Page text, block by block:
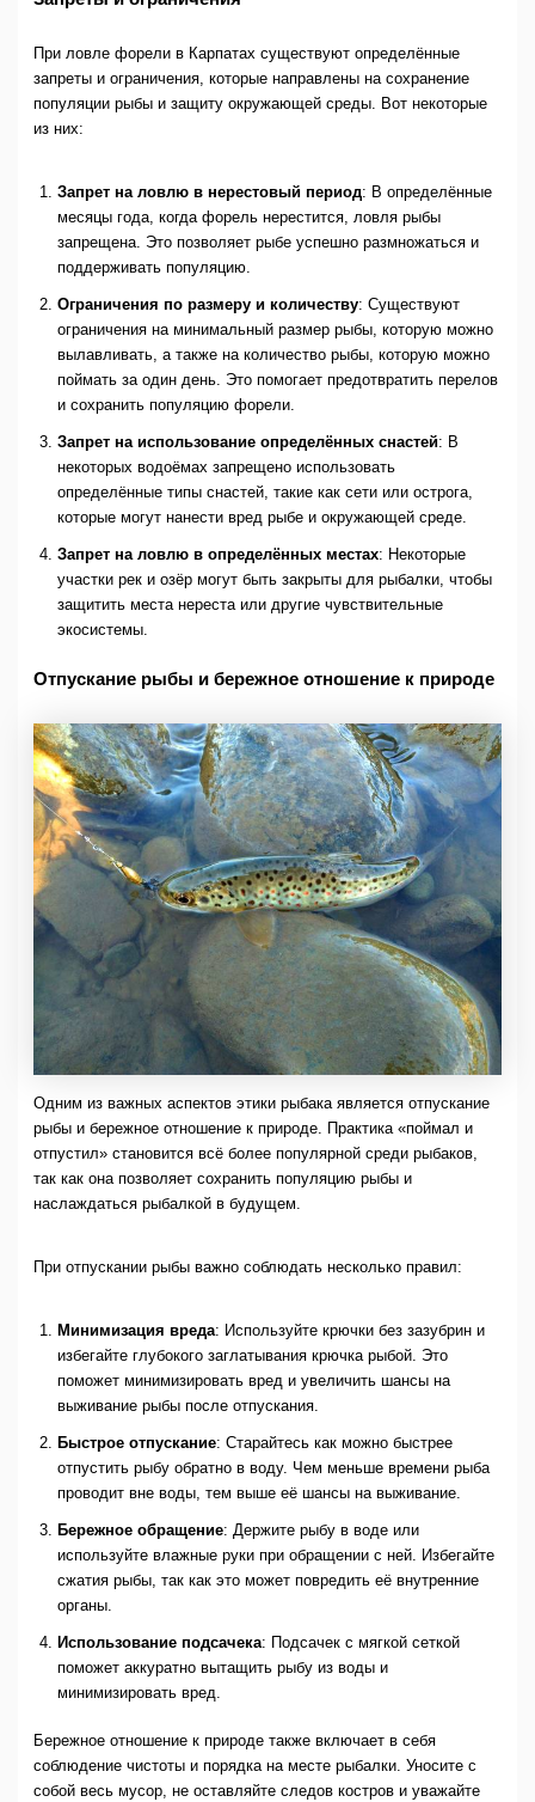
При ловле форели в Карпатах существуют определённые
запреты и ограничения, которые направлены на сохранение
популяции рыбы и защиту окружающей среды. Вот некоторые
из них:
Запрет на ловлю в нерестовый период: В определённые
месяцы года, когда форель нерестится, ловля рыбы
запрещена. Это позволяет рыбе успешно размножаться и
поддерживать популяцию.
Ограничения по размеру и количеству: Существуют
ограничения на минимальный размер рыбы, которую можно
вылавливать, а также на количество рыбы, которую можно
поймать за один день. Это помогает предотвратить перелов
и сохранить популяцию форели.
Запрет на использование определённых снастей: В
некоторых водоёмах запрещено использовать
определённые типы снастей, такие как сети или острога,
которые могут нанести вред рыбе и окружающей среде.
Запрет на ловлю в определённых местах: Некоторые
участки рек и озёр могут быть закрыты для рыбалки, чтобы
защитить места нереста или другие чувствительные
экосистемы.
Отпускание рыбы и бережное отношение к природе
Одним из важных аспектов этики рыбака является отпускание
рыбы и бережное отношение к природе. Практика «поймал и
отпустил» становится всё более популярной среди рыбаков,
так как она позволяет сохранить популяцию рыбы и
наслаждаться рыбалкой в будущем.
При отпускании рыбы важно соблюдать несколько правил:
Минимизация вреда: Используйте крючки без зазубрин и
избегайте глубокого заглатывания крючка рыбой. Это
поможет минимизировать вред и увеличить шансы на
выживание рыбы после отпускания.
Быстрое отпускание: Старайтесь как можно быстрее
отпустить рыбу обратно в воду. Чем меньше времени рыба
проводит вне воды, тем выше её шансы на выживание.
Бережное обращение: Держите рыбу в воде или
используйте влажные руки при обращении с ней. Избегайте
сжатия рыбы, так как это может повредить её внутренние
органы.
Использование подсачека: Подсачек с мягкой сеткой
поможет аккуратно вытащить рыбу из воды и
минимизировать вред.
Бережное отношение к природе также включает в себя
соблюдение чистоты и порядка на месте рыбалки. Уносите с
собой весь мусор, не оставляйте следов костров и уважайте